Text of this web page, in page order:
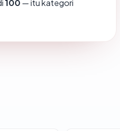
100 — itu kategori